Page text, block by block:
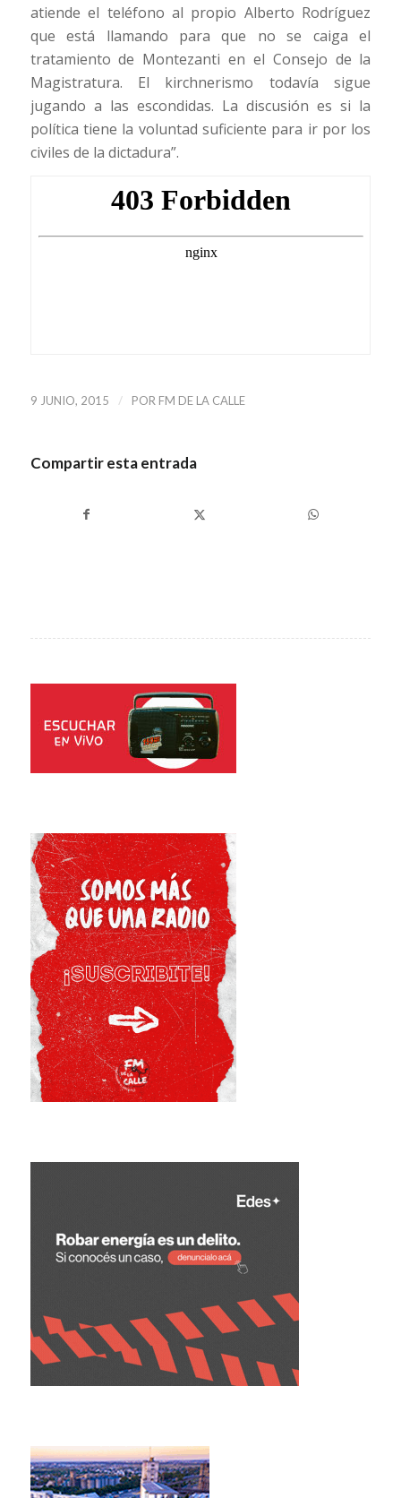
atiende el teléfono al propio Alberto Rodríguez
que está llamando para que no se caiga el
tratamiento de Montezanti en el Consejo de la
Magistratura. El kirchnerismo todavía sigue
jugando a las escondidas. La discusión es si la
política tiene la voluntad suficiente para ir por los
civiles de la dictadura”.
9 JUNIO, 2015 / POR FM DE LA CALLE
Compartir esta entrada